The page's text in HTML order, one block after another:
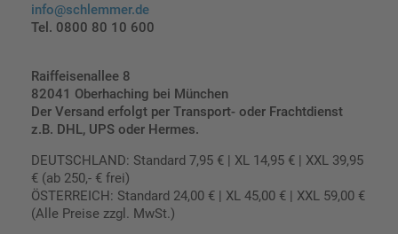
info@schlemmer.de
Tel. 0800 80 10 600
Raiffeisenallee 8
82041 Oberhaching bei München
Der Versand erfolgt per Transport- oder Frachtdienst
z.B. DHL, UPS oder Hermes.
DEUTSCHLAND: Standard 7,95 € | XL 14,95 € | XXL 39,95
€ (ab 250,- € frei)
ÖSTERREICH: Standard 24,00 € | XL 45,00 € | XXL 59,00 €
(Alle Preise zzgl. MwSt.)